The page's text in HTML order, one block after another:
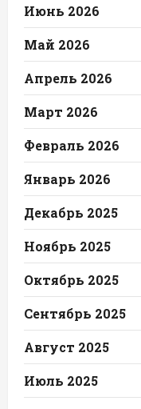
Июнь 2026
Май 2026
Апрель 2026
Март 2026
Февраль 2026
Январь 2026
Декабрь 2025
Ноябрь 2025
Октябрь 2025
Сентябрь 2025
Август 2025
Июль 2025